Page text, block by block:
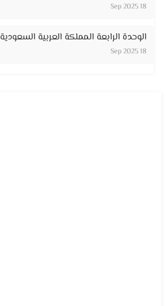
18 Sep 2025
الوحدة الرابعة المملكة العربية السعودية
18 Sep 2025